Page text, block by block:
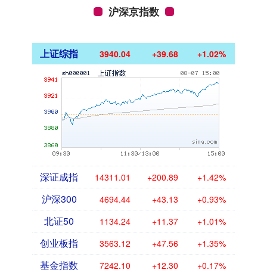
沪深京指数
上证综指 3940.04 +39.68 +1.02%
深证成指 14311.01 +200.89 +1.42%
沪深300 4694.44 +43.13 +0.93%
北证50 1134.24 +11.37 +1.01%
创业板指 3563.12 +47.56 +1.35%
基金指数 7242.10 +12.30 +0.17%